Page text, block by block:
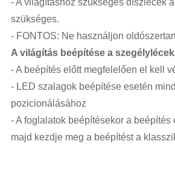
- A világításhoz szükséges díszlécek
szükséges.
- FONTOS: Ne használjon
A világítás beépítése a
- A beépítés előtt megfelelően el kell
- LED szalagok beépítése esetén
pozicionálásához
- A foglalatok beépítésekor a
majd kezdje meg a beépítést a